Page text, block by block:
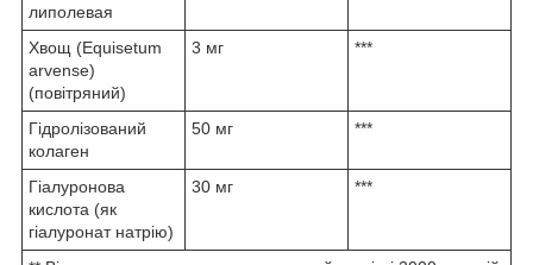
липолевая
Хвощ (Equisetum
arvense)
(повітряний)
3 мг ***
Гідролізований
колаген
50 мг ***
Гіалуронова
кислота (як
гіалуронат натрію)
30 мг ***